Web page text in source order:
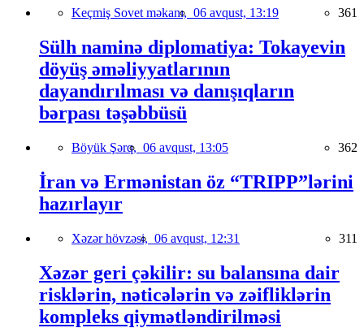
Keçmiş Sovet məkanı, 06 avqust, 13:19 361
Sülh naminə diplomatiya: Tokayevin
döyüş əməliyyatlarının
dayandırılması və danışıqların
bərpası təşəbbüsü
Böyük Şərq, 06 avqust, 13:05 362
İran və Ermənistan öz “TRIPP”lərini
hazırlayır
Xəzər hövzəsi, 06 avqust, 12:31 311
Xəzər geri çəkilir: su balansına dair
risklərin, nəticələrin və zəifliklərin
kompleks qiymətləndirilməsi